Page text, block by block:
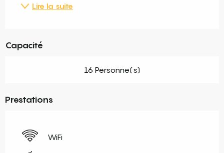
Lire la suite
Capacité
16 Personne(s)
Prestations
WiFi